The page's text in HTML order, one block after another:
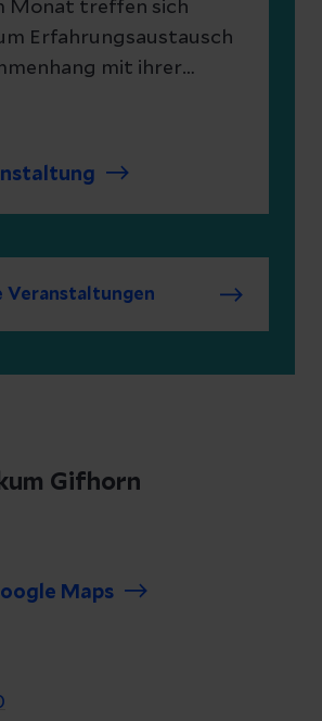
Monat treffen sich
Erfahrungsaustausch
mit ihrer
Veranstaltungen
Gifhorn
Maps